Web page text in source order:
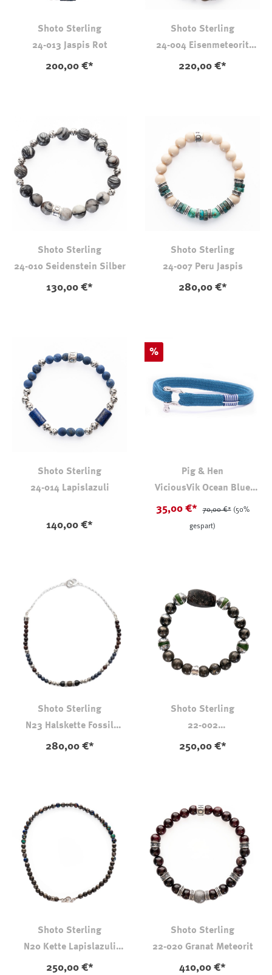
Shoto Sterling
24-013 Jaspis Rot
200,00 €*
Shoto Sterling
24-004 Eisenmeteorit
220,00 €*
Shoto Sterling
24-010 Seidenstein Silber
130,00 €*
Shoto Sterling
24-007 Peru Jaspis
280,00 €*
Shoto Sterling
24-014 Lapislazuli
140,00 €*
Rabatt
%
Pig & Hen
ViciousVik Ocean Blue
35,00 €* 70,00 €* (50%
gespart)
Shoto Sterling
N23 Halskette Fossil
280,00 €*
Shoto Sterling
22-002
Kanada-Jade
250,00 €*
Shoto Sterling
N20 Kette Lapislazuli
250,00 €*
Shoto Sterling
22-020 Granat Meteorit
410,00 €*